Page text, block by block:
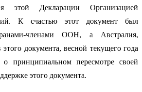
этой Декларации Организацией
К счастью этот документ был
членами ООН, а Австралия,
документа, весной текущего года
о принципиальном пересмотре своей
этого документа.